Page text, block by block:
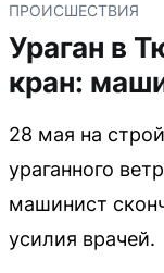
ПРОИСШЕСТВИЯ
Ураган в
кран:
28 мая на
ураганного
машинист
усилия врачей.